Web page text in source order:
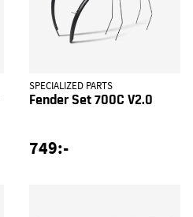
SPECIALIZED PARTS
Fender Set 700C V2.0
749:-